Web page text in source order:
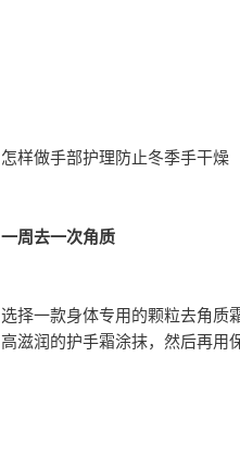
怎样做手部护理防止冬季手干燥
一周去一次角质
选择一款身体专用的颗粒去角质
高滋润的护手霜涂抹，然后再用